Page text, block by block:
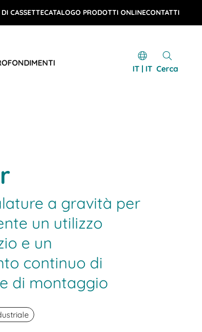
CASSETTECATALOGO PRODOTTI ONLINECONTATTI
IT | IT Cerca
a gravità per
un utilizzo
e un
continuo di
di montaggio